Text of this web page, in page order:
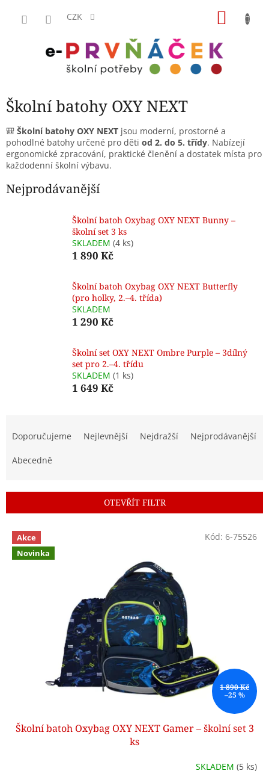
CZK
Školní batohy OXY NEXT
🎒 Školní batohy OXY NEXT jsou moderní, prostorné a
pohodlné batohy určené pro děti od 2. do 5. třídy. Nabízejí
ergonomické zpracování, praktické členění a dostatek místa pro
každodenní školní výbavu.
Nejprodávanější
Školní batoh Oxybag OXY NEXT Bunny –
školní set 3 ks
SKLADEM (4 ks)
1 890 Kč
Školní batoh Oxybag OXY NEXT Butterfly
(pro holky, 2.–4. třída)
SKLADEM
1 290 Kč
Školní set OXY NEXT Ombre Purple – 3dílný
set pro 2.–4. třídu
SKLADEM (1 ks)
1 649 Kč
r
o
d
Doporučujeme Nejlevnější Nejdražší Nejprodávanější
Abecedně
OTEVŘÍT FILTR
V
p
Akce
Novinka
1 890 Kč
–25 %
Školní batoh Oxybag OXY NEXT Gamer – školní set 3
ks
SKLADEM (5 ks)
Kód: 6-75526